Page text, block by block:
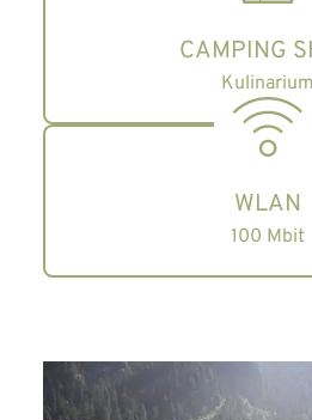
CAMPING
Kulinarium
WLAN
100 Mbit